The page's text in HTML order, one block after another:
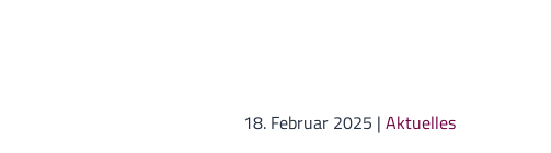
18. Februar 2025 | Aktuelles